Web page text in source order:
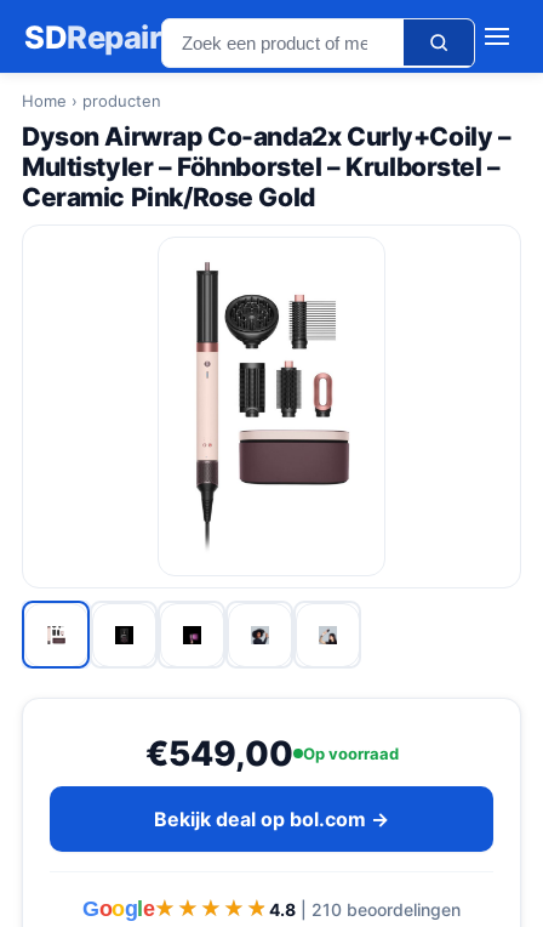
SDRepair
Home › producten
Dyson Airwrap Co-anda2x Curly+Coily –
Multistyler – Föhnborstel – Krulborstel –
Ceramic Pink/Rose Gold
€549,00 Op voorraad
Bekijk deal op bol.com →
Goog e★★★★★
★★★★★ 4.8 | 210 beoordelingen